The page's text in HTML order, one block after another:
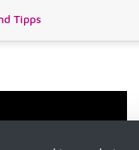
Tipps